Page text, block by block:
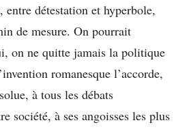
entre détestation et hyperbole,
de mesure. On pourrait
on ne quitte jamais la politique
romanesque l’accorde,
à tous les débats
société, à ses angoisses les plus